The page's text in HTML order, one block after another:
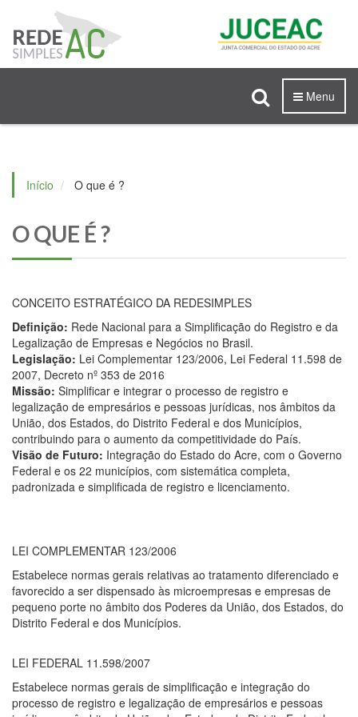
Menu
Início O que é ?
O QUE É ?
CONCEITO ESTRATÉGICO DA REDESIMPLES
Definição: Rede Nacional para a Simplificação do Registro e da
Legalização de Empresas e Negócios no Brasil.
Legislação: Lei Complementar 123/2006, Lei Federal 11.598 de
2007, Decreto nº 353 de 2016
Missão: Simplificar e integrar o processo de registro e
legalização de empresários e pessoas jurídicas, nos âmbitos da
União, dos Estados, do Distrito Federal e dos Municípios,
contribuindo para o aumento da competitividade do País.
Visão de Futuro: Integração do Estado do Acre, com o Governo
Federal e os 22 municípios, com sistemática completa,
padronizada e simplificada de registro e licenciamento.
LEI COMPLEMENTAR 123/2006
Estabelece normas gerais relativas ao tratamento diferenciado e
favorecido a ser dispensado às microempresas e empresas de
pequeno porte no âmbito dos Poderes da União, dos Estados, do
Distrito Federal e dos Municípios.
LEI FEDERAL 11.598/2007
Estabelece normas gerais de simplificação e integração do
processo de registro e legalização de empresários e pessoas